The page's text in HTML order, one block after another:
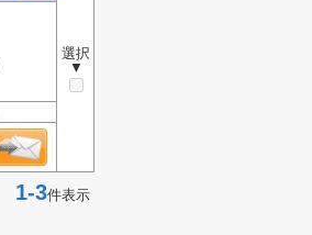
選択
▼
1-3件表示